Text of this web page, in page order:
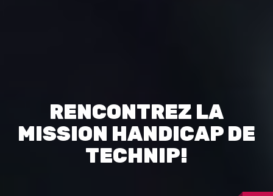
RENCONTREZ LA
MISSION HANDICAP DE
TECHNIP!